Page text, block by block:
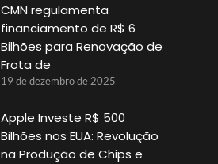
CMN regulamenta
financiamento de R$ 6
Bilhões para Renovação de
Frota de
19 de dezembro de 2025
Apple Investe R$ 500
Bilhões nos EUA: Revolução
na Produção de Chips e